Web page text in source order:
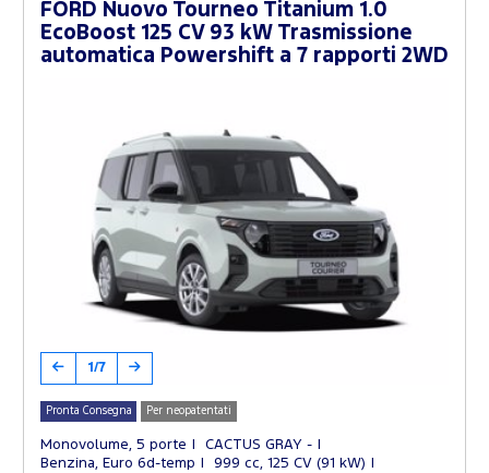
FORD Nuovo Tourneo Titanium 1.0
EcoBoost 125 CV 93 kW Trasmissione
automatica Powershift a 7 rapporti 2WD
1/7
Pronta Consegna Per neopatentati
Monovolume, 5 porte
CACTUS GRAY -
Benzina, Euro 6d-temp
999 cc, 125 CV (91 kW)